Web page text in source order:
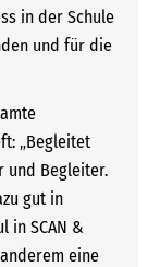
in der Schule
und für die
„Begleitet
und Begleiter.
gut in
in SCAN &
anderem eine